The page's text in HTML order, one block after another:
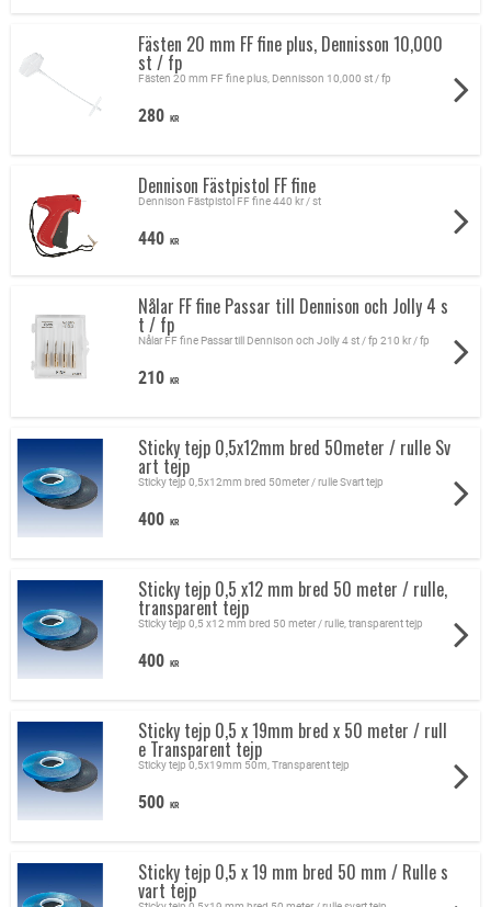
Fästen 20 mm FF fine plus, Dennisson 10,000
st / fp
Fästen 20 mm FF fine plus, Dennisson 10,000 st / fp
280 KR
Dennison Fästpistol FF fine
Dennison Fästpistol FF fine 440 kr / st
440 KR
Nålar FF fine Passar till Dennison och Jolly 4 s
t / fp
Nålar FF fine Passar till Dennison och Jolly 4 st / fp 210 kr / fp
210 KR
Sticky tejp 0,5x12mm bred 50meter / rulle Sv
art tejp
Sticky tejp 0,5x12mm bred 50meter / rulle Svart tejp
400 KR
Sticky tejp 0,5 x12 mm bred 50 meter / rulle,
transparent tejp
Sticky tejp 0,5 x12 mm bred 50 meter / rulle, transparent tejp
400 KR
Sticky tejp 0,5 x 19mm bred x 50 meter / rull
e Transparent tejp
Sticky tejp 0,5x19mm 50m, Transparent tejp
500 KR
Sticky tejp 0,5 x 19 mm bred 50 mm / Rulle s
vart tejp